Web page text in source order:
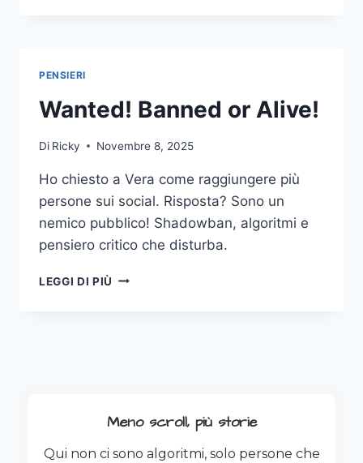
SOCIAL
RAGAZZI
NON
GUARDARE
IL
NOSTRO
SCHERMO
PENSIERI
Wanted! Banned or Alive!
Di Ricky Novembre 8, 2025
Ho chiesto a Vera come raggiungere più
persone sui social. Risposta? Sono un
nemico pubblico! Shadowban, algoritmi e
pensiero critico che disturba.
LEGGI DI PIÙ WANTED!
Meno scroll, più storie
Qui non ci sono algoritmi, solo persone che